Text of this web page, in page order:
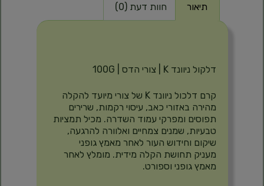
תיאור חוות דעת (0)
דלקול ניוונד K | צורי הדס | 100G
קרם דלכול ניוונד K של צורי מיועד להקלה
מהירה באזורי כאב, עיסוי רקמות, שרירים
תפוסים ומפרקי עמוד השדרה. מכיל תמציות
טבעיות, שמנים צמחיים ואלוורה להרגעה,
שיקום וחידוש העור לאחר מאמץ גופני
מעניק תחושת הקלה מידית. מומלץ לאחר
מאמץ גופני וספורט.